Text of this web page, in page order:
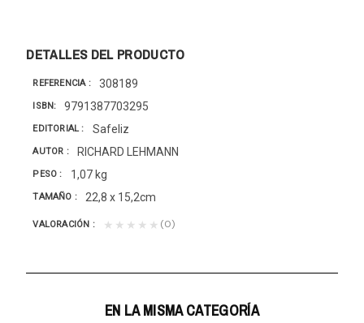
DETALLES DEL PRODUCTO
REFERENCIA 308189
ISBN 9791387703295
EDITORIAL Safeliz
AUTOR RICHARD LEHMANN
PESO 1,07 kg
TAMAÑO 22,8 x 15,2cm
VALORACIÓN ★★★★★ (0)
EN LA MISMA CATEGORÍA